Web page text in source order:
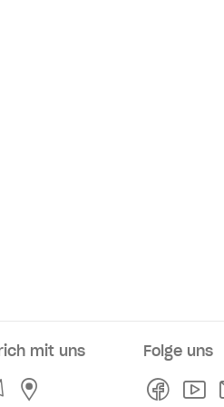
mit uns
KontaktService- und
Folge uns